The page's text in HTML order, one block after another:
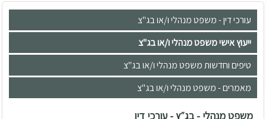
עורכי דין - משפט מנהלי ו/או בג"צ
ייעוץ אישי משפט מנהלי ו/או בג"צ
טיפים וחדשות משפט מנהלי ו/או בג"צ
מאמרים - משפט מנהלי ו/או בג"צ
משפט מנהלי - בג״ץ - עורכי דין